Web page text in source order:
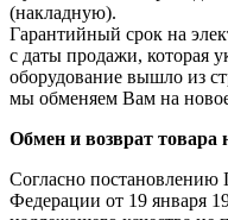
(накладную).
Гарантийный срок на
с даты продажи, которая
оборудование вышло из
мы обменяем Вам на
Обмен и возврат товара
Согласно постановлению
Федерации от 19 января